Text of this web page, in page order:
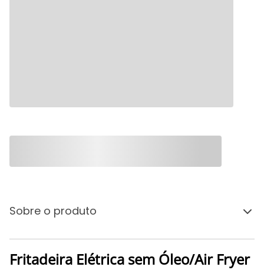
Sobre o produto
Fritadeira Elétrica sem Óleo/Air Fryer